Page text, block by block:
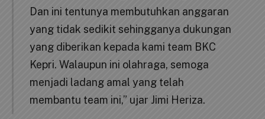
Dan ini tentunya membutuhkan anggaran
yang tidak sedikit sehingganya dukungan
yang diberikan kepada kami team BKC
Kepri. Walaupun ini olahraga, semoga
menjadi ladang amal yang telah
membantu team ini,” ujar Jimi Heriza.